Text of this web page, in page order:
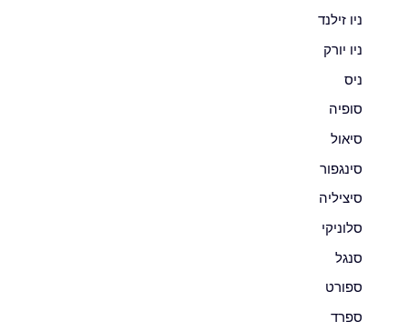
ניו זילנד
ניו יורק
ניס
סופיה
סיאול
סינגפור
סיציליה
סלוניקי
סנגל
ספורט
ספרד